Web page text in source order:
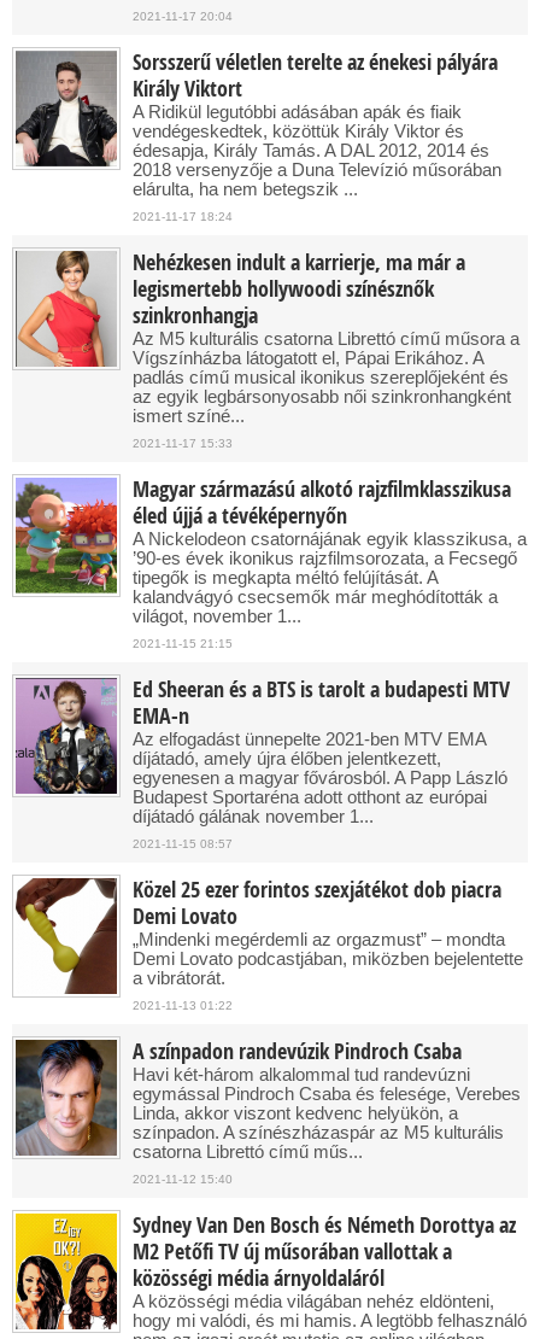
2021-11-17 20:04
Sorsszerű véletlen terelte az énekesi pályára
Király Viktort
A Ridikül legutóbbi adásában apák és fiaik
vendégeskedtek, közöttük Király Viktor és
édesapja, Király Tamás. A DAL 2012, 2014 és
2018 versenyzője a Duna Televízió műsorában
elárulta, ha nem betegszik ...
2021-11-17 18:24
Nehézkesen indult a karrierje, ma már a
legismertebb hollywoodi színésznők
szinkronhangja
Az M5 kulturális csatorna Librettó című műsora a
Vígszínházba látogatott el, Pápai Erikához. A
padlás című musical ikonikus szereplőjeként és
az egyik legbársonyosabb női szinkronhangként
ismert színé...
2021-11-17 15:33
Magyar származású alkotó rajzfilmklasszikusa
éled újjá a tévéképernyőn
A Nickelodeon csatornájának egyik klasszikusa, a
’90-es évek ikonikus rajzfilmsorozata, a Fecsegő
tipegők is megkapta méltó felújítását. A
kalandvágyó csecsemők már meghódították a
világot, november 1...
2021-11-15 21:15
Ed Sheeran és a BTS is tarolt a budapesti MTV
EMA-n
Az elfogadást ünnepelte 2021-ben MTV EMA
díjátadó, amely újra élőben jelentkezett,
egyenesen a magyar fővárosból. A Papp László
Budapest Sportaréna adott otthont az európai
díjátadó gálának november 1...
2021-11-15 08:57
Közel 25 ezer forintos szexjátékot dob piacra
Demi Lovato
„Mindenki megérdemli az orgazmust” – mondta
Demi Lovato podcastjában, miközben bejelentette
a vibrátorát.
2021-11-13 01:22
A színpadon randevúzik Pindroch Csaba
Havi két-három alkalommal tud randevúzni
egymással Pindroch Csaba és felesége, Verebes
Linda, akkor viszont kedvenc helyükön, a
színpadon. A színészházaspár az M5 kulturális
csatorna Librettó című műs...
2021-11-12 15:40
Sydney Van Den Bosch és Németh Dorottya az
M2 Petőfi TV új műsorában vallottak a
közösségi média árnyoldaláról
A közösségi média világában nehéz eldönteni,
hogy mi valódi, és mi hamis. A legtöbb felhasználó